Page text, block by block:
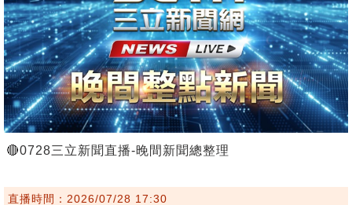
🔴0728三立新聞直播-晚間新聞總整理
直播時間：2026/07/28 17:30